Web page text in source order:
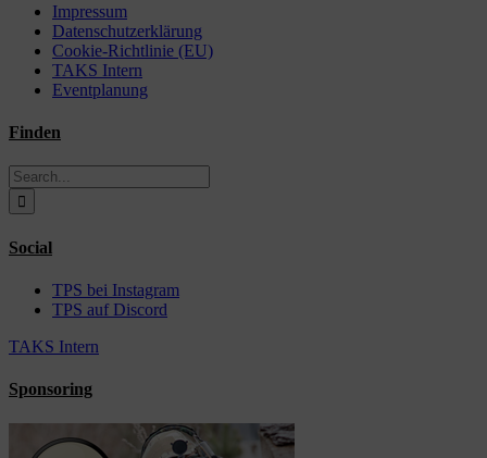
Impressum
Datenschutzerklärung
Cookie-Richtlinie (EU)
TAKS Intern
Eventplanung
Finden
Search
for:
Social
TPS bei Instagram
TPS auf Discord
TAKS Intern
Sponsoring